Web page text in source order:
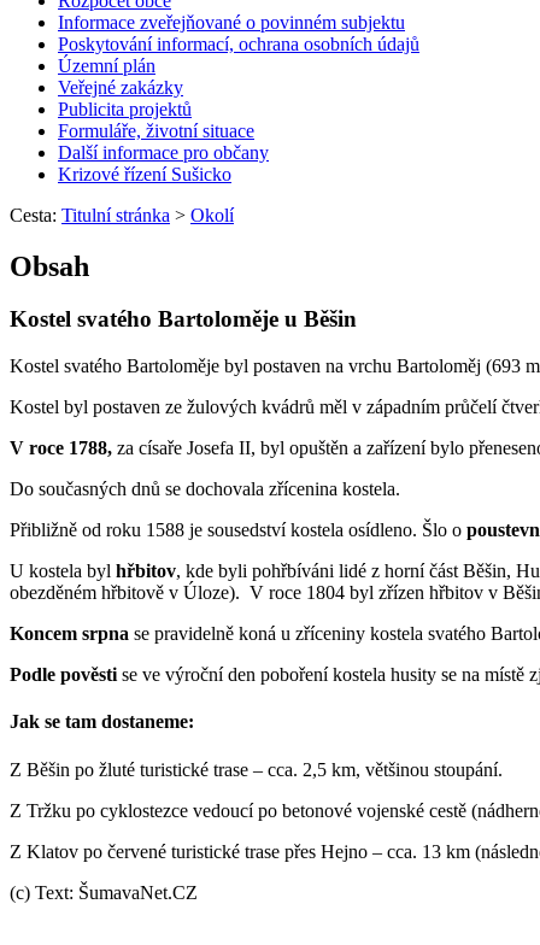
Informace zveřejňované o povinném subjektu
Poskytování informací, ochrana osobních údajů
Územní plán
Veřejné zakázky
Publicita projektů
Formuláře, životní situace
Další informace pro občany
Krizové řízení Sušicko
Cesta: Titulní stránka > Okolí
Obsah
Kostel svatého Bartoloměje u Běšin
Kostel svatého Bartoloměje byl postaven na vrchu Bartoloměj (693
Kostel byl postaven ze žulových kvádrů měl v západním průčelí
V roce 1788, za císaře Josefa II, byl opuštěn a zařízení bylo
Do současných dnů se dochovala zřícenina kostela.
Přibližně od roku 1588 je sousedství kostela osídleno. Šlo o
U kostela byl hřbitov, kde byli pohřbíváni lidé z horní část Běšin,
obezděném hřbitově v Úloze). V roce 1804 byl zřízen hřbitov v
Koncem srpna se pravidelně koná u zříceniny kostela svatého
Podle pověsti se ve výroční den poboření kostela husity se na
Jak se tam dostaneme:
Z Běšin po žluté turistické trase – cca. 2,5 km, většinou stoupání.
Z Tržku po cyklostezce vedoucí po betonové vojenské cestě
Z Klatov po červené turistické trase přes Hejno – cca. 13 km
(c) Text: ŠumavaNet.CZ